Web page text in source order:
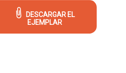
DESCARGAR EL
EJEMPLAR